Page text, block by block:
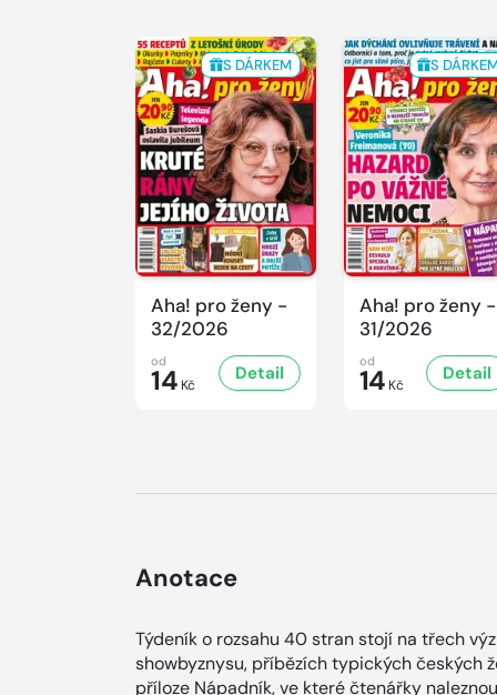
S DÁRKEM
Aha! pro ženy -
32/2026
od
14 Kč
Detail
S
Aha! pro ženy -
31/2026
od
14 Kč
Detail
Anotace
Týdeník o rozsahu 40 stran stojí na třech
showbyznysu, příbězích typických českých
příloze Nápadník, ve které čtenářky